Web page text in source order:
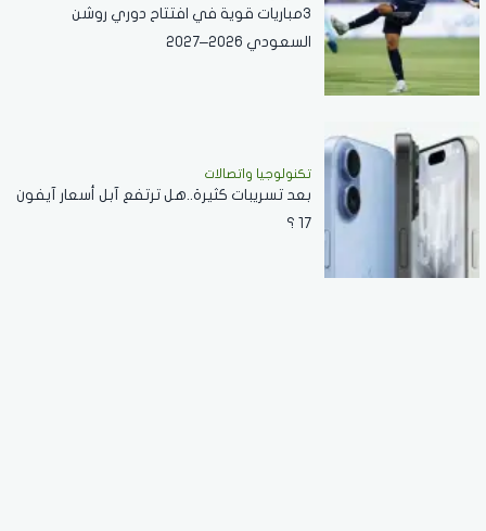
3مباريات قوية في افتتاح دوري روشن
السعودي 2026–2027
تكنولوجيا واتصالات
بعد تسريبات كثيرة..هل ترتفع آبل أسعار آيفون
17 ؟